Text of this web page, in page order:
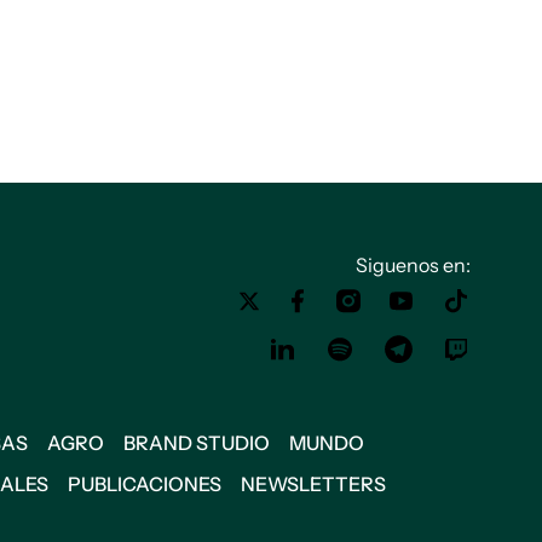
Siguenos en:
AGRO BRAND STUDIO
MUNDO
PUBLICACIONES
NEWSLETTERS